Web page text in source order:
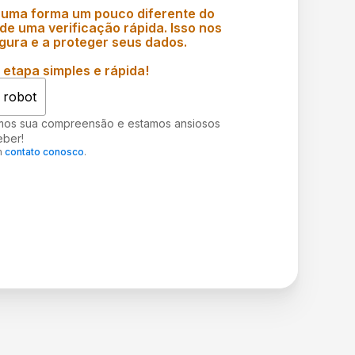
forma um pouco diferente do
uma verificação rápida. Isso nos
e a proteger seus dados.
simples e rápida!
robot
sua compreensão e estamos ansiosos
contato conosco.